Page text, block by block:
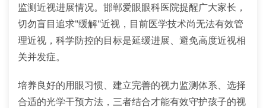
监测近视进展情况。邯郸爱眼眼科医院提醒广大家长，
切勿盲目追求"缓解"近视，目前医学技术尚无法有效管
理近视，科学防控的目标是延缓进展、避免高度近视相
关并发症。
培养良好的用眼习惯、建立完善的视力监测体系、选择
合适的光学干预方法，三者结合才能有效守护孩子的视